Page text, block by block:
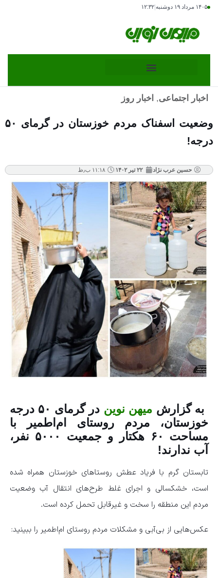
۱۴۰۵ مرداد ۱۹ دوشنبه ۱۲:۳۲
اخبار اجتماعی, اخبار روز
وضعیت اسفناک مردم خوزستان در گرمای ۵۰
درجه!
حسین عرب نژاد ۲۲ تیر ۱۴۰۲ ۱۱:۱۸ ب٫ظ
به گزارش میهن نوین
در گرمای ۵۰ درجه
خوزستان، مردم روستای ام‌اطمیر با
مساحت ۶۰ هکتار و جمعیت ۵۰۰۰ نفر،
آب ندارند!
تابستان گرم با فریاد عطش روستاهای خوزستان همراه شده
است، خشکسالی و اجرای غلط طرح‌های انتقال آب وضعیت
مردم این منطقه را سخت و غیرقابل تحمل کرده است.
عکس‌هایی از بی‌آبی و مشکلات مردم روستای ام‌اطمیر را ببینید: